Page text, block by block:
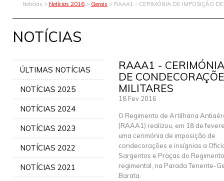
Notícias > Notícias 2016 > Gerais > RAAA1 - CERIMÓNIA DE IMPOSIÇÃO
NOTÍCIAS
ÚLTIMAS NOTÍCIAS
NOTÍCIAS 2025
NOTÍCIAS 2024
NOTÍCIAS 2023
NOTÍCIAS 2022
NOTÍCIAS 2021
RAAA1 -
DE
MILITARES
18 Fev 2016
O Regimento de Artilharia
(RAAA1) realizou, em 18 de
uma cerimónia de imposição de
condecorações e insígnias a
Sargentos e Praças do
regimental, na Parada Tenente-
Barata.